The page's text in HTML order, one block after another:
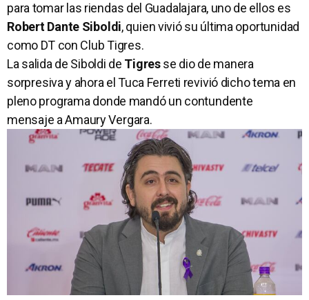
para tomar las riendas del Guadalajara, uno de ellos es
Robert Dante Siboldi, quien vivió su última oportunidad
como DT con Club Tigres.
La salida de Siboldi de Tigresse dio de manera
sorpresiva y ahora el Tuca Ferreti revivió dicho tema en
pleno programa donde mandó un contundente
mensaje a Amaury Vergara.